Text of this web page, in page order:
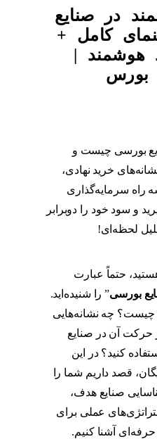
در صنایع
کامل +
هوشمند |
بورس
بورسی چیست و
خرید نهادی،
راه سرمایه‌گذاری
و سود خود را دوبرابر
لحظه‌ای!
حتماً عبارت
بورسی” را شنیده‌اید.
چیست؟ چه نشانه‌هایی
حرکت آن در صنایع
کنید؟ در این
قصد داریم شما را
صنایع هدف،
عملی برای
آشنا کنیم.